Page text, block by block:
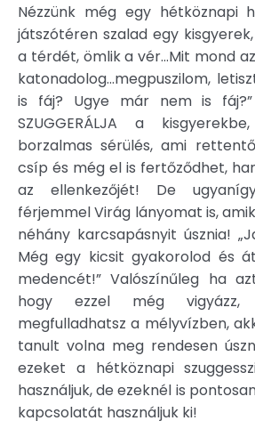
Nézzünk még egy hétköznapi
játszótéren szalad egy
a térdét, ömlik a vér...Mit mond
katonadolog...megpuszilom,
is fáj? Ugye már nem is
SZUGGERÁLJA a
borzalmas sérülés, ami
csíp és még el is fertőződhet,
az ellenkezőjét! De
férjemmel Virág lányomat is,
néhány karcsapásnyit úsznia!
Még egy kicsit gyakorolod és
medencét!” Valószínűleg ha
hogy ezzel még vigyázz,
megfulladhatsz a mélyvízben,
tanult volna meg rendesen
ezeket a hétköznapi
használjuk, de ezeknél is
kapcsolatát használjuk ki!